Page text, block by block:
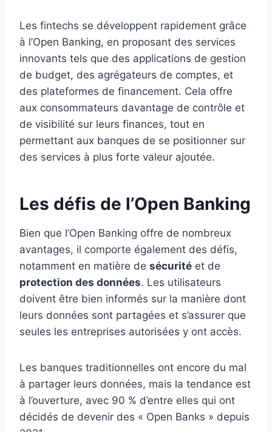
Les fintechs se développent rapidement grâce
à l’Open Banking, en proposant des services
innovants tels que des applications de gestion
de budget, des agrégateurs de comptes, et
des plateformes de financement. Cela offre
aux consommateurs davantage de contrôle et
de visibilité sur leurs finances, tout en
permettant aux banques de se positionner sur
des services à plus forte valeur ajoutée.
Les défis de l’Open Banking
Bien que l’Open Banking offre de nombreux
avantages, il comporte également des défis,
notamment en matière de sécurité et de
protection des données. Les utilisateurs
doivent être bien informés sur la manière dont
leurs données sont partagées et s’assurer que
seules les entreprises autorisées y ont accès.
Les banques traditionnelles ont encore du mal
à partager leurs données, mais la tendance est
à l’ouverture, avec 90 % d’entre elles qui ont
décidés de devenir des « Open Banks » depuis